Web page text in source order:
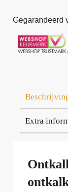
Gegarandeerd
Extra